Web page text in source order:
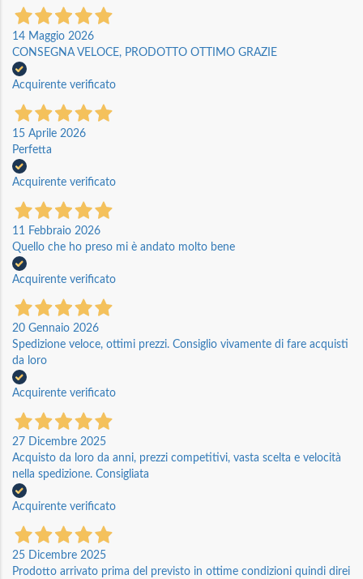
14 Maggio 2026
CONSEGNA VELOCE, PRODOTTO OTTIMO GRAZIE
Acquirente verificato
15 Aprile 2026
Perfetta
Acquirente verificato
11 Febbraio 2026
Quello che ho preso mi è andato molto bene
Acquirente verificato
20 Gennaio 2026
Spedizione veloce, ottimi prezzi. Consiglio vivamente di fare acquisti
da loro
Acquirente verificato
27 Dicembre 2025
Acquisto da loro da anni, prezzi competitivi, vasta scelta e velocità
nella spedizione. Consigliata
Acquirente verificato
25 Dicembre 2025
Prodotto arrivato prima del previsto in ottime condizioni quindi direi